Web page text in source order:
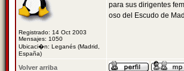
Registrado: 14 Oct 2003
Mensajes: 1050
Ubicaci�n: Leganés (Madrid,
España)
para sus dirigentes
oso del Escudo de
Volver arriba